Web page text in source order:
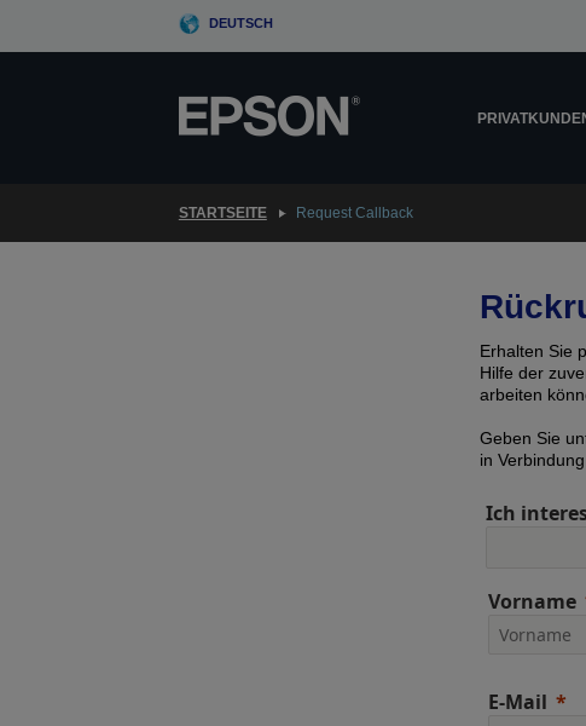
DEUTSCH
STARTSEITE Request Callback
Erhalten Sie
Hilfe der
arbeiten
Geben Sie
in
Ich
Vorname
E-Mail